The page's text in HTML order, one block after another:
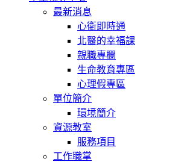
最新消息
心衛即時通
北醫的幸福課
親職專欄
生命教育專區
心理假專區
單位簡介
環境簡介
資源教室
服務項目
工作職掌